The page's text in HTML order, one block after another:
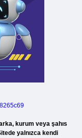
kurum veya şahıs
yalnızca kendi